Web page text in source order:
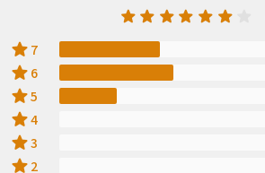
star 7
star 6
star5
star4
star3
star 2